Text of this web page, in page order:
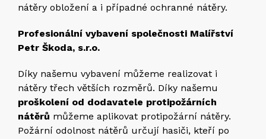
nátěry obložení a i případné ochranné nátěry.
Profesionální vybavení společnosti Malířství
Petr Škoda, s.r.o.
Díky našemu vybavení můžeme realizovat i
nátěry třech větších rozměrů. Díky našemu
proškolení od dodavatele protipožárních
nátěrů můžeme aplikovat protipožární nátěry.
Požární odolnost nátěrů určují hasiči, kteří po